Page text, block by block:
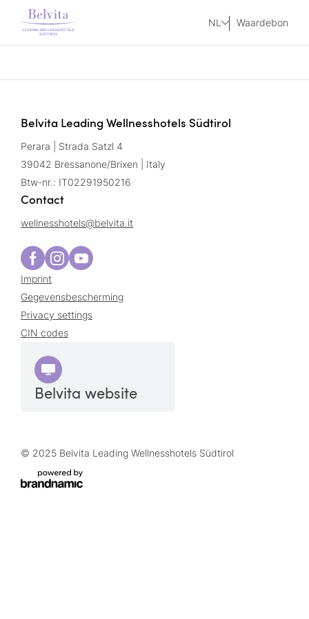
NL Waardebon
Belvita Leading Wellnesshotels Südtirol
Perara | Strada Satzl 4
39042 Bressanone/Brixen | Italy
Btw-nr.: IT02291950216
Contact
wellnesshotels@belvita.it
Imprint
Gegevensbescherming
Privacy settings
CIN codes
Belvita website
© 2025 Belvita Leading Wellnesshotels Südtirol